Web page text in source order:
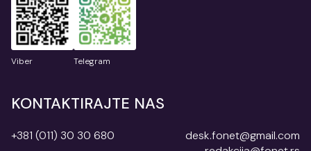
Viber Telegram
KONTAKTIRAJTE NAS
+381 (011) 30 30 680
desk.fonet@gmail.com